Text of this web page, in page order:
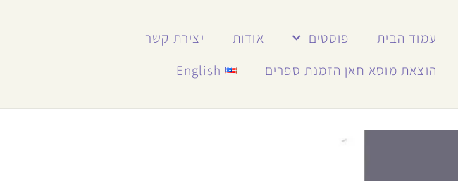
עמוד הבית פוסטים אודות
יצירת קשר
הוצאת מוסא חאן הזמנת ספרים
English